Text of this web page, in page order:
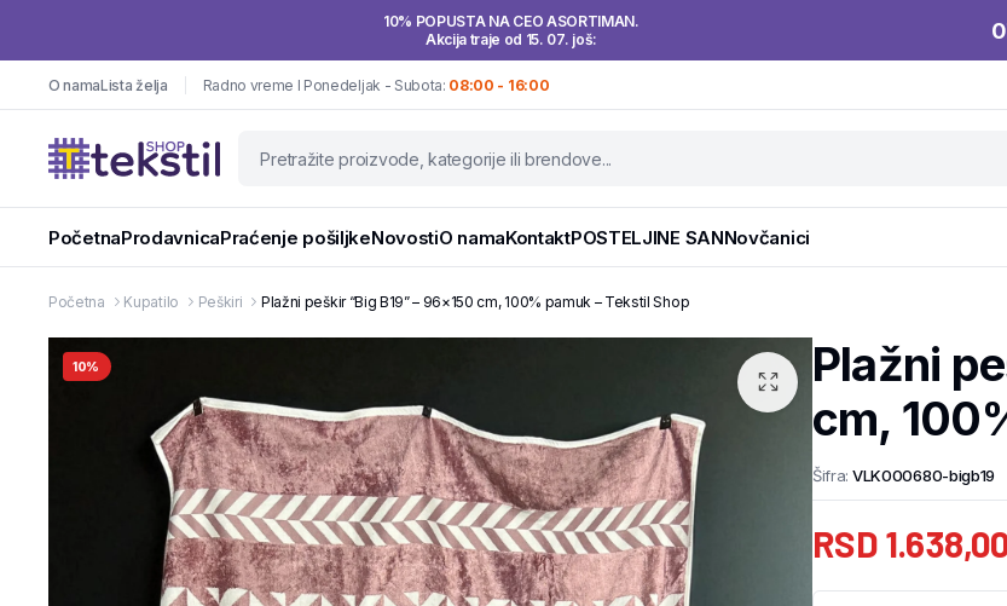
10% POPUSTA NA CEO ASORTIMAN.
Akcija traje od 15. 07. još:
O namaLista želja Radno vreme I Ponedeljak - Subota: 08:00 - 16:00
PočetnaProdavnicaPraćenje pošiljkeNovostiO namaKontaktPOSTELJINE SANNovčanici
Početna Kupatilo Peškiri Plažni peškir “Big B19” – 96×150 cm, 100% pamuk – Tekstil Shop
10%
Plažni
cm,
Šifra: VLK000680-bigb19
RSD